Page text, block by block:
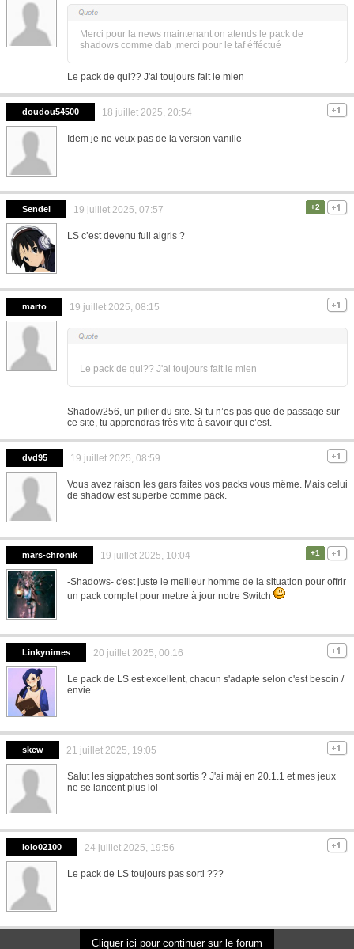
Merci pour la news maintenant on atends le pack de
shadows comme dab ,merci pour le taf éfféctué
Le pack de qui?? J'ai toujours fait le mien
doudou54500 18 juillet 2025, 20:54
Idem je ne veux pas de la version vanille
Sendel 19 juillet 2025, 07:57 +2
LS c’est devenu full aigris ?
marto 19 juillet 2025, 08:15
Le pack de qui?? J'ai toujours fait le mien
Shadow256, un pilier du site. Si tu n’es pas que de passage sur
ce site, tu apprendras très vite à savoir qui c’est.
dvd95 19 juillet 2025, 08:59
Vous avez raison les gars faites vos packs vous même. Mais celui
de shadow est superbe comme pack.
mars-chronik 19 juillet 2025, 10:04 +1
-Shadows- c'est juste le meilleur homme de la situation pour offrir
un pack complet pour mettre à jour notre Switch
Linkynimes 20 juillet 2025, 00:16
Le pack de LS est excellent, chacun s'adapte selon c'est besoin /
envie
skew 21 juillet 2025, 19:05
Salut les sigpatches sont sortis ? J'ai màj en 20.1.1 et mes jeux
ne se lancent plus lol
lolo02100 24 juillet 2025, 19:56
Le pack de LS toujours pas sorti ???
Cliquer ici pour continuer sur le forum